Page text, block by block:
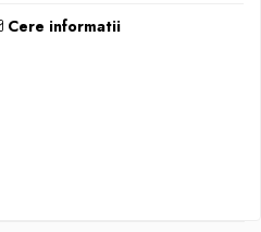
Cere informatii